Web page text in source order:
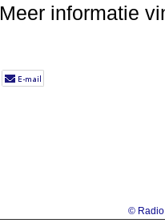
Meer informatie
© Radio